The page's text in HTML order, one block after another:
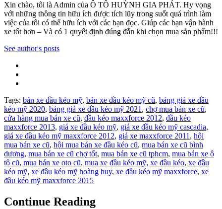
Xin chào, tôi là Admin của Ô TÔ HUỲNH GIA PHÁT. Hy vọng
với những thông tin hữu ích được tích lũy trong suốt quá trình làm
việc của tôi có thể hữu ích với các bạn đọc. Giúp các bạn vận hành
xe tốt hơn – Và có 1 quyết định đúng đắn khi chọn mua sản phẩm!!!
See author's posts
Tags: bán xe đầu kéo mỹ, bán xe đầu kéo mỹ cũ, bảng giá xe đầu
kéo mỹ 2020, bảng giá xe đầu kéo mỹ 2021, chợ mua bán xe cũ,
cửa hàng mua bán xe cũ, đầu kéo maxxforce 2012, đầu kéo
maxxforce 2013, giá xe đầu kéo mỹ, giá xe đầu kéo mỹ cascadia,
giá xe đầu kéo mỹ maxxforce 2012, giá xe maxxforce 2011, hội
mua bán xe cũ, hội mua bán xe đầu kéo cũ, mua bán xe cũ bình
dương, mua bán xe cũ chợ tốt, mua bán xe cũ tphcm, mua bán xe ô
tô cũ, mua bán xe oto cũ, mua xe đầu kéo mỹ, xe đầu kéo, xe đầu
kéo mỹ, xe đầu kéo mỹ hoàng huy, xe đầu kéo mỹ maxxforce, xe
đầu kéo mỹ maxxforce 2015
Continue Reading